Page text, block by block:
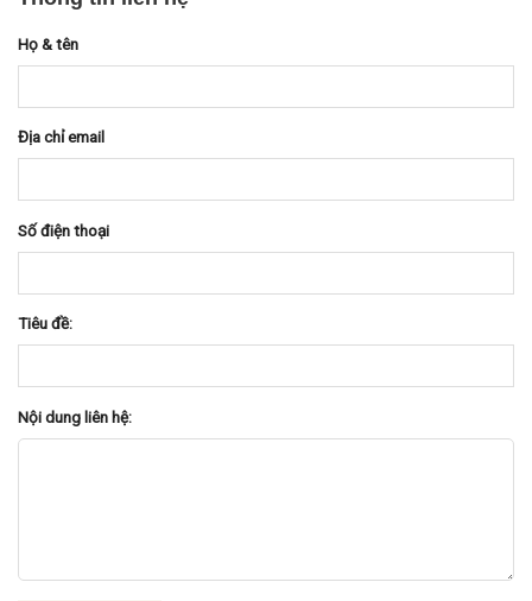
Họ & tên
Địa chỉ email
Số điện thoại
Tiêu đề:
Nội dung liên hệ: